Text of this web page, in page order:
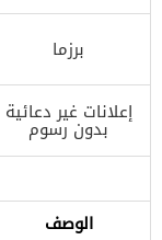
برزما
إعلانات غير دعائية
بدون رسوم
الوصف